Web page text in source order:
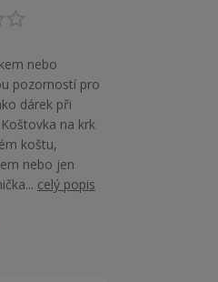
nebo
pozorností pro
dárek při
na krk
koštu,
nebo jen
celý popis